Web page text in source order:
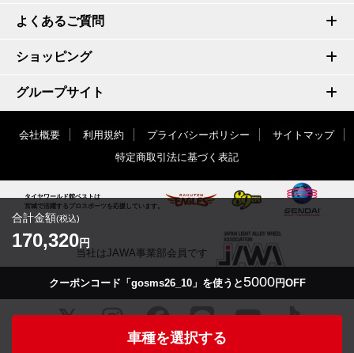
合計金額(税込)
170,320円
クーポンコード「gosms26_10」を使うと5000円OFF
車種を選択する
よくあるご質問
ショッピング
グループサイト
会社概要 利用規約 プライバシーポリシー
サイトマップ
特定商取引法に基づく表記
タイヤワールド館ベストは
宮城で活躍するプロスポーツを応援しています。
当社はJAWA事業部会員です